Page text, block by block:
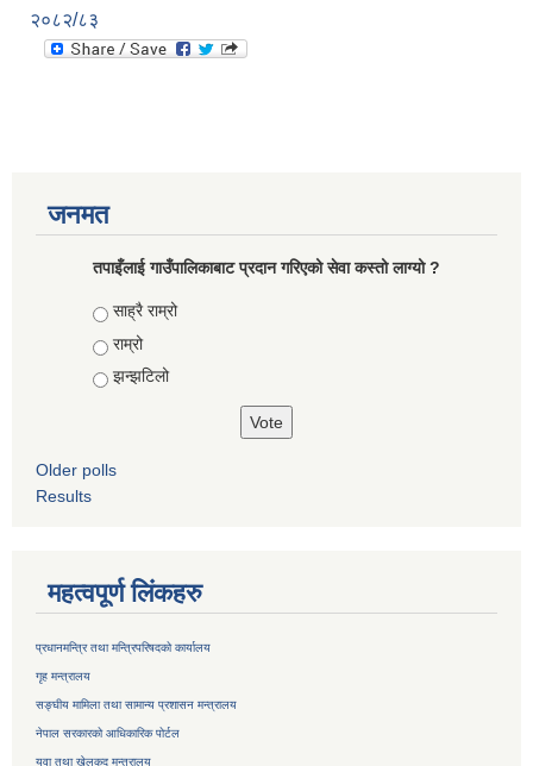
२०८२/८३
जनमत
तपाइँलाई गाउँपालिकाबाट प्रदान गरिएको सेवा कस्तो लाग्यो ?
Choices
साह्रै राम्रो
राम्रो
झन्झटिलो
Older polls
Results
महत्वपूर्ण लिंकहरु
प्रधानमन्त्रि तथा मन्त्रिपरिषदको कार्यालय
गृह मन्त्रालय
सङ्घीय मामिला तथा सामान्य प्रशासन मन्त्रालय
नेपाल सरकारको आधिकारिक पोर्टल
युवा तथा खेलकुद मन्त्रालय